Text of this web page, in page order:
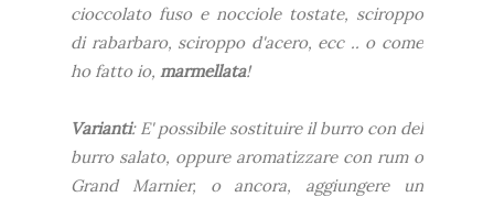
cioccolato fuso e nocciole tostate, sciroppo
di rabarbaro, sciroppo d'acero, ecc .. o come
ho fatto io, marmellata!
Varianti: E' possibile sostituire il burro con del
burro salato, oppure aromatizzare con rum o
Grand Marnier, o ancora, aggiungere un